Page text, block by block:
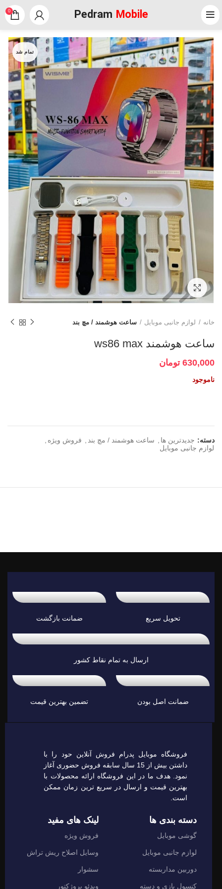
Pedram Mobile
0
تمام شد
برای بزرگنمایی کلیک کنید
خانه لوازم جانبی موبایل ساعت هوشمند / مچ بند
ساعت هوشمند ws86 max
630,000 تومان
ناموجود
دسته: جدیدترین ها ساعت هوشمند / مچ بند فروش ویژه
لوازم جانبی موبایل
تحویل سریع ضمانت بازگشت
ارسال به تمام نقاط کشور
ضمانت اصل بودن تضمین بهترین قیمت
فروشگاه موبایل پدرام فروش آنلاین حود را با
داشتن بیش از 15 سال سابقه فروش حضوری آغاز
نمود. هدف ما در این فروشگاه ارائه محصولات با
بهترین قیمت و ارسال در سریع ترین زمان ممکن
است.
دسته بندی ها
گوشی موبایل
لوازم جانبی موبایل
دوربین مداربسته
کنسول بازی و دسته
لینک های مفید
فروش ویژه
وسایل اصلاح ریش تراش
سشوار
ویدئو پروژکتور